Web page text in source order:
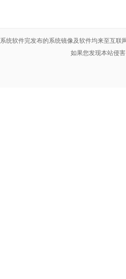
系统软件完发布的系统镜像及软件均来至互
如果您发现本站侵